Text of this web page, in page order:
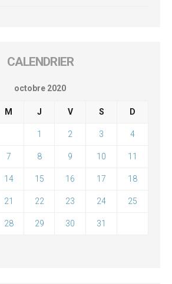
CALENDRIER
octobre 2020
M J V S D
1 2 3 4
7 8 9 10 11
14 15 16 17 18
21 22 23 24 25
28 29 30 31